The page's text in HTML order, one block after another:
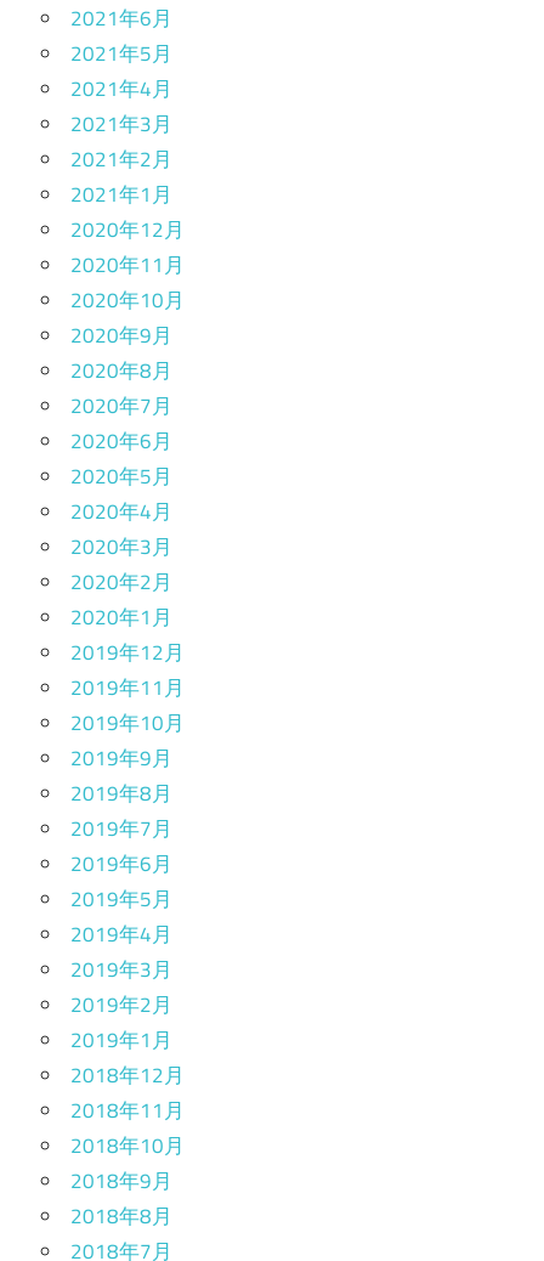
2021年6月
2021年5月
2021年4月
2021年3月
2021年2月
2021年1月
2020年12月
2020年11月
2020年10月
2020年9月
2020年8月
2020年7月
2020年6月
2020年5月
2020年4月
2020年3月
2020年2月
2020年1月
2019年12月
2019年11月
2019年10月
2019年9月
2019年8月
2019年7月
2019年6月
2019年5月
2019年4月
2019年3月
2019年2月
2019年1月
2018年12月
2018年11月
2018年10月
2018年9月
2018年8月
2018年7月